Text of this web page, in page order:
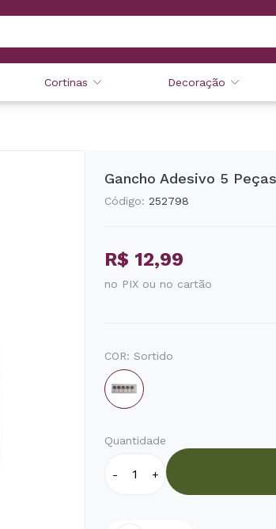
Cortinas Decoração
Gancho Adesivo 5
Código: 252798
R$ 12,99
no PIX ou no cartão
COR: Sortido
Quantidade
- +